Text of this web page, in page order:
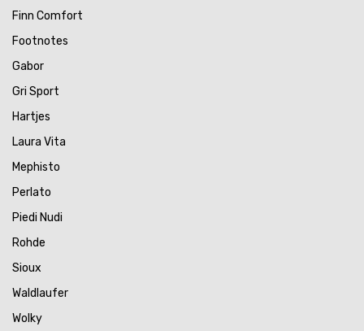
Finn Comfort
Footnotes
Gabor
Gri Sport
Hartjes
Laura Vita
Mephisto
Perlato
Piedi Nudi
Rohde
Sioux
Waldlaufer
Wolky